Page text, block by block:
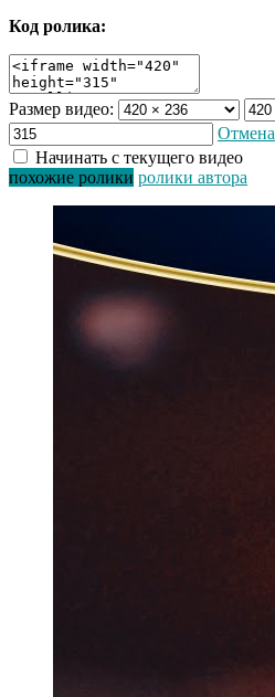
Код ролика:
Размер видео:
Отмена
Начинать с текущего видео
похожие ролики ролики автора